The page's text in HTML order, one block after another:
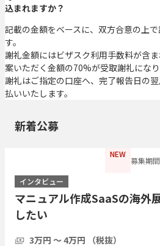
込まれますか？
記載の金額をベースに、双方合意の上
す。
謝礼金額にはビザスク利用手数料が含
案いただく金額の70%が受取謝礼になり
謝礼はご指定の口座へ、完了報告日の
払いいたします。
新着公募
NEW
募集期
インタビュー
マニュアル作成SaaSの海外
したい
3万円 〜 4万円 （税抜）